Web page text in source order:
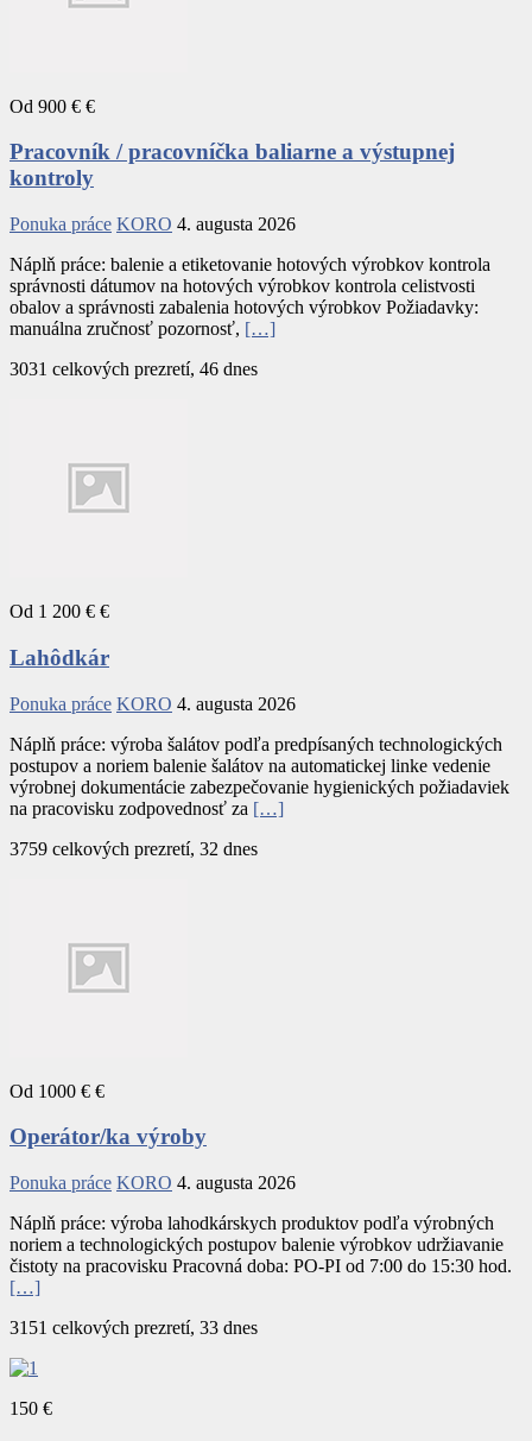
Od 900 € €
Pracovník / pracovníčka baliarne a výstupnej
kontroly
Ponuka práce KORO 4. augusta 2026
Náplň práce: balenie a etiketovanie hotových výrobkov kontrola
správnosti dátumov na hotových výrobkov kontrola celistvosti
obalov a správnosti zabalenia hotových výrobkov Požiadavky:
manuálna zručnosť pozornosť, […]
3031 celkových prezretí, 46 dnes
Od 1 200 € €
Lahôdkár
Ponuka práce KORO 4. augusta 2026
Náplň práce: výroba šalátov podľa predpísaných technologických
postupov a noriem balenie šalátov na automatickej linke vedenie
výrobnej dokumentácie zabezpečovanie hygienických požiadaviek
na pracovisku zodpovednosť za […]
3759 celkových prezretí, 32 dnes
Od 1000 € €
Operátor/ka výroby
Ponuka práce KORO 4. augusta 2026
Náplň práce: výroba lahodkárskych produktov podľa výrobných
noriem a technologických postupov balenie výrobkov udržiavanie
čistoty na pracovisku Pracovná doba: PO-PI od 7:00 do 15:30 hod.
[…]
3151 celkových prezretí, 33 dnes
150 €